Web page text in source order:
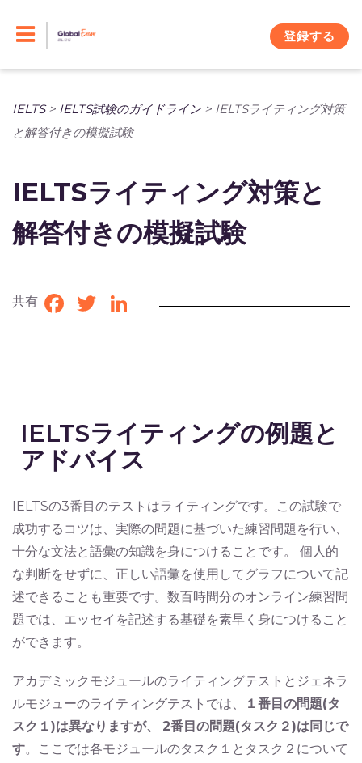
登録する
IELTS> IELTS試験のガイドライン> IELTSライティング対策
と解答付きの模擬試験
IELTSライティング対策と
解答付きの模擬試験
共有 Facebook
TwitterLinkedIn
IELTSライティングの例題と
アドバイス
IELTSの3番目のテストはライティングです。この試験で
成功するコツは、実際の問題に基づいた練習問題を行い、
十分な文法と語彙の知識を身につけることです。 個人的
な判断をせずに、正しい語彙を使用してグラフについて記
述できることも重要です。数百時間分のオンライン練習問
題では、エッセイを記述する基礎を素早く身につけること
ができます。
アカデミックモジュールのライティングテストとジェネラ
ルモジューのライティングテストでは、
１番目の問題(タ
スク１)は異なりますが、
2番目の問題(タスク２)は同じで
す。ここでは各モジュールのタスク１とタスク２について